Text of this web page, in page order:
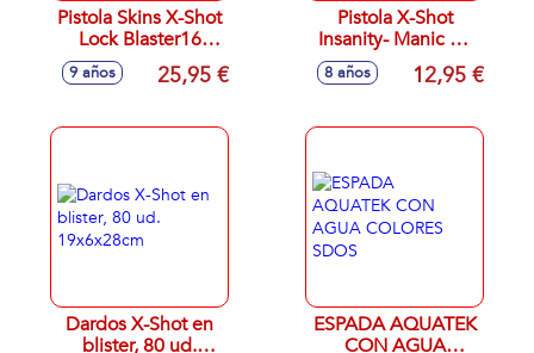
Pistola Skins X-Shot
Lock Blaster16
dardos, ¡Puedes
poner una
bloquearla!
9 años 25,95 €
Pistola X-Shot
Insanity- Manic 24
dardos 30x15x4cm
8 años 12,95 €
Dardos X-Shot en
blister, 80 ud.
ESPADA AQUATEK
CON AGUA